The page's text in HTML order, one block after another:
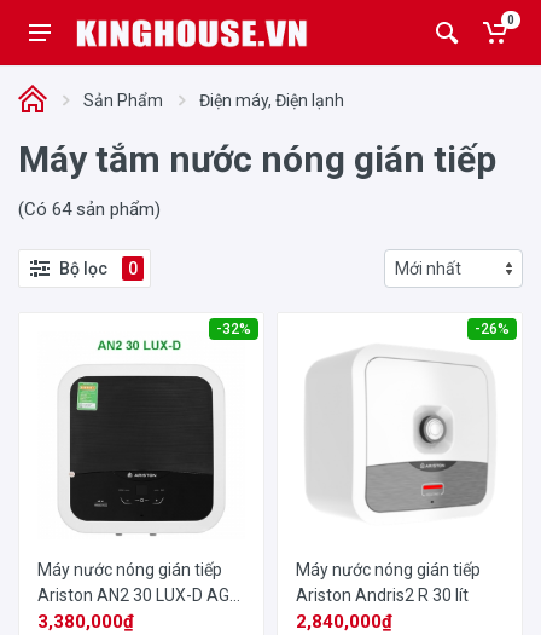
0
Sản Phẩm Điện máy, Điện lạnh
Máy tắm nước nóng gián tiếp
(Có 64 sản phẩm)
Bộ lọc 0
-32%
Máy nước nóng gián tiếp
Ariston AN2 30 LUX-D AG+
30 lít
3,380,000₫
-26%
Máy nước nóng gián tiếp
Ariston Andris2 R 30 lít
2,840,000₫